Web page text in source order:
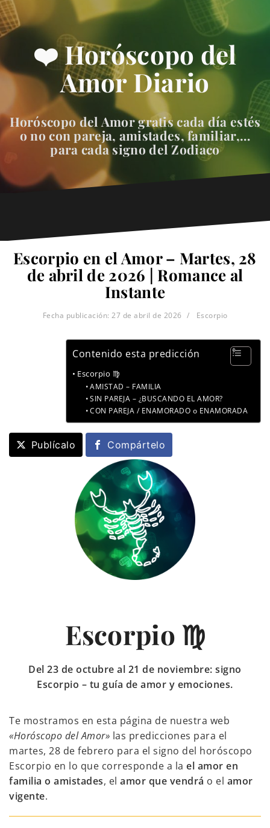
❤️ Horóscopo del
Amor Diario
Horóscopo del Amor gratis cada día estés
o no con pareja, amistades, familiar,…
para cada signo del Zodiaco
Escorpio en el Amor – Martes, 28
de abril de 2026 | Romance al
Instante
Fecha publicación: 27 de abril de 2026 Escorpio
Contenido esta predicción
Escorpio ♍
AMISTAD – FAMILIA
SIN PAREJA – ¿BUSCANDO EL AMOR?
CON PAREJA / ENAMORADO o ENAMORADA
Publícalo Compártelo
Escorpio ♍
Del 23 de octubre al 21 de noviembre: signo
Escorpio – tu guía de amor y emociones.
Te mostramos en esta página de nuestra web
«Horóscopo del Amor» las predicciones para el
martes, 28 de febrero para el signo del horóscopo
Escorpio en lo que corresponde a la el amor en
familia o amistades, el amor que vendrá o el amor
vigente.